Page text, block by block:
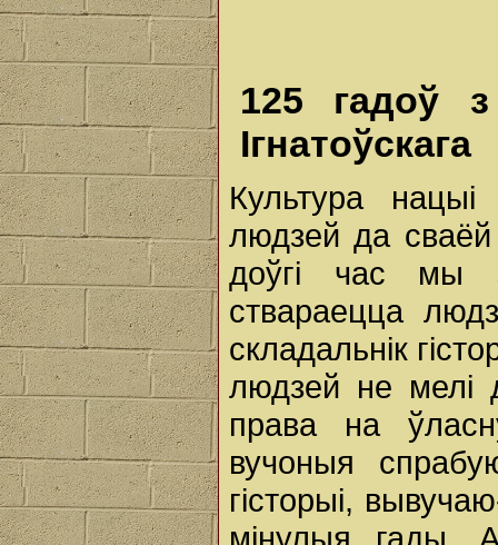
125 гадоў
Ігнатоўскага
Культура
людзей да
доўгі час мы
ствараецца
складальнік
людзей не мелі
права на
вучоныя
гісторыі,